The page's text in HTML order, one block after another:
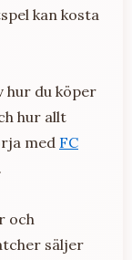
kan kosta
hur du köper
hur allt
med FC
.
och
säljer